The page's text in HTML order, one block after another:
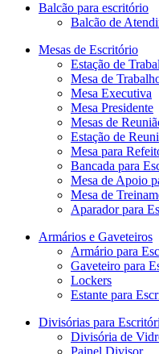
Balcão para escritório
Balcão de
Mesas de Escritório
Estação de
Mesa de
Mesa Executiva
Mesa Presidente
Mesas de
Estação de
Mesa para
Bancada para
Mesa de Apoio
Mesa de
Aparador para
Armários e Gaveteiros
Armário para
Gaveteiro para
Lockers
Estante para
Divisórias para
Divisória de
Painel Divisor